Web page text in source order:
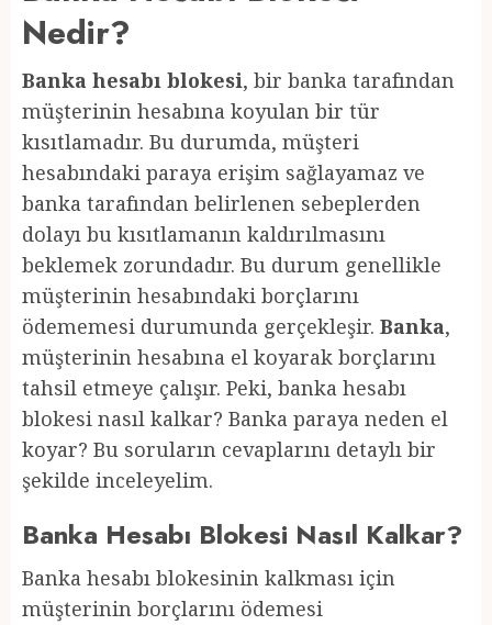
Nedir?
Banka hesabı blokesi, bir banka tarafından
müşterinin hesabına koyulan bir tür
kısıtlamadır. Bu durumda, müşteri
hesabındaki paraya erişim sağlayamaz ve
banka tarafından belirlenen sebeplerden
dolayı bu kısıtlamanın kaldırılmasını
beklemek zorundadır. Bu durum genellikle
müşterinin hesabındaki borçlarını
ödememesi durumunda gerçekleşir. Banka,
müşterinin hesabına el koyarak borçlarını
tahsil etmeye çalışır. Peki, banka hesabı
blokesi nasıl kalkar? Banka paraya neden el
koyar? Bu soruların cevaplarını detaylı bir
şekilde inceleyelim.
Banka Hesabı Blokesi Nasıl Kalkar?
Banka hesabı blokesinin kalkması için
müşterinin borçlarını ödemesi